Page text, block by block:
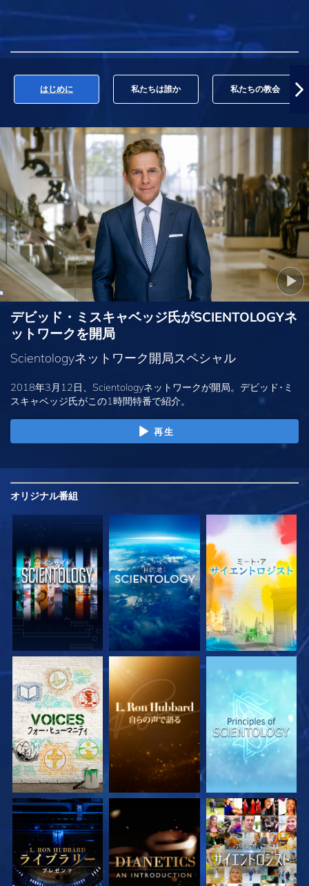
はじめに 私たちは誰か 私たちの教会
デビッド・ミスキャベッジ氏がSCIENTOLOGYネ
ットワークを開局
Scientologyネットワーク開局スペシャル
2018年3月12日、Scientologyネットワークが開局。デビッド･ミ
スキャベッジ氏がこの1時間特番で紹介。
再生
オリジナル番組
シリーズを探求 シリーズを探求 シリーズを探求
シリーズを探求 シリーズを探求 観る